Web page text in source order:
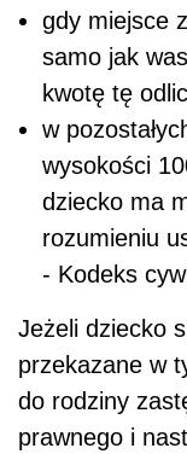
gdy miejsce
samo jak
kwotę tę
w
wysokości
dziecko ma
rozumieniu
- Kodeks
Jeżeli dziecko
przekazane w
do rodziny
prawnego i